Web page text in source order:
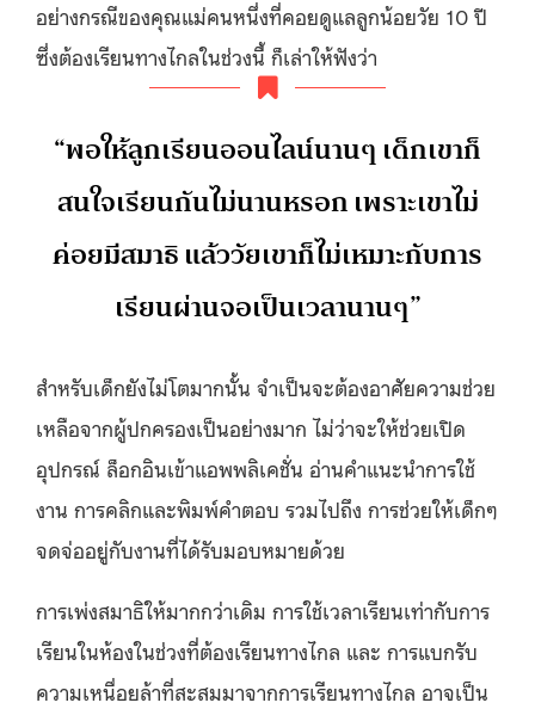
อย่างกรณีของคุณแม่คนหนึ่งที่คอยดูแลลูกน้อยวัย 10 ปี
ซึ่งต้องเรียนทางไกลในช่วงนี้ ก็เล่าให้ฟังว่า
“พอให้ลูกเรียนออนไลน์นานๆ เด็กเขาก็
สนใจเรียนกันไม่นานหรอก เพราะเขาไม่
ค่อยมีสมาธิ แล้ววัยเขาก็ไม่เหมาะกับการ
เรียนผ่านจอเป็นเวลานานๆ”
สำหรับเด็กยังไม่โตมากนั้น จำเป็นจะต้องอาศัยความช่วย
เหลือจากผู้ปกครองเป็นอย่างมาก ไม่ว่าจะให้ช่วยเปิด
อุปกรณ์ ล็อกอินเข้าแอพพลิเคชั่น อ่านคำแนะนำการใช้
งาน การคลิกและพิมพ์คำตอบ รวมไปถึง การช่วยให้เด็กๆ
จดจ่ออยู่กับงานที่ได้รับมอบหมายด้วย
การเพ่งสมาธิให้มากกว่าเดิม การใช้เวลาเรียนเท่ากับการ
เรียนในห้องในช่วงที่ต้องเรียนทางไกล และ การแบกรับ
ความเหนื่อยล้าที่สะสมมาจากการเรียนทางไกล อาจเป็น